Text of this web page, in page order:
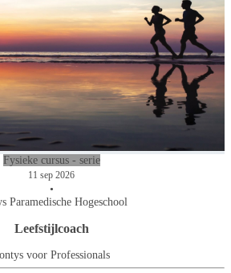
Fysieke cursus - serie
11 sep 2026
•
Paramedische Hogeschool
Leefstijlcoach
voor Professionals